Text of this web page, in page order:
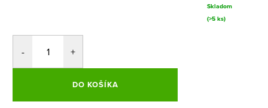
Skladom
(>5 ks)
DO KOŠÍKA